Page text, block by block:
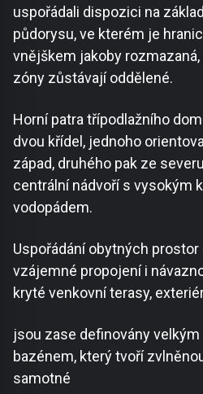
uspořádali dispozici na
půdorysu, ve kterém je
vnějškem jakoby
zóny zůstávají oddělené.
Horní patra třípodlažního
dvou křídel, jednoho
západ, druhého pak ze
centrální nádvoří s vysokým
vodopádem.
Uspořádání obytných
vzájemné propojení i
kryté venkovní terasy,
jsou zase definovány
bazénem, který tvoří
samotné